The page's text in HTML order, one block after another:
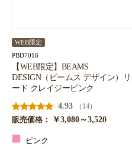
WEB限定
PBD7016
【WEB限定】BEAMS
DESIGN（ビームス デザイン）リ
ード クレイジーピンク
4.93
（14）
販売価格：
￥3,080～3,520
ピンク